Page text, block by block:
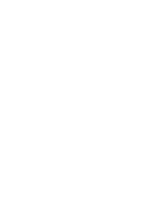
ついて詳しく見て行きま